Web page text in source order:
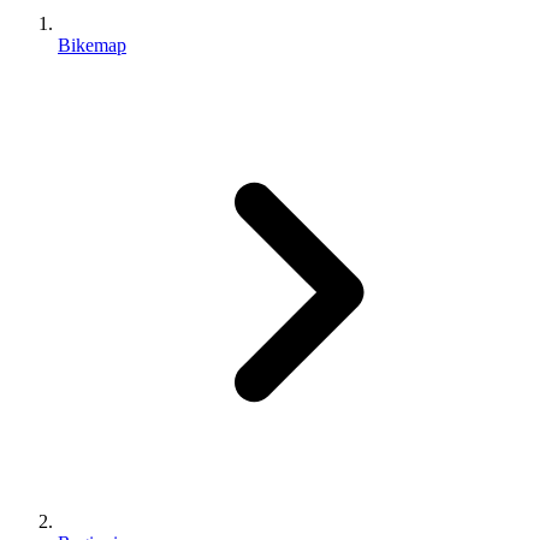
Bikemap